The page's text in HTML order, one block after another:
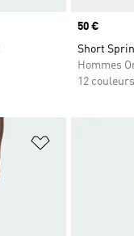
Prix
50 €
Short
Hommes
12 couleurs
Ajouter à la